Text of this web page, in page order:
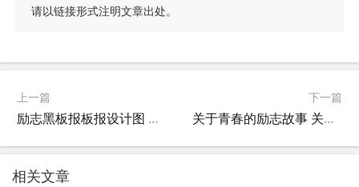
请以链接形式注明文章出处。
上一篇
励志黑板报板报设计图 励志黑板报板报设计图片大全？
下一篇
关于青春的励志故事 关于青春的励志故事100字？
相关文章